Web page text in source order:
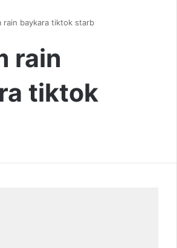
rain baykara tiktok starb
rain
tiktok